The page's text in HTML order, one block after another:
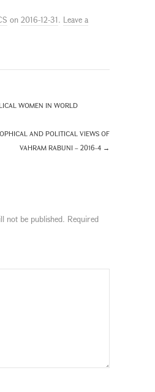
on 2016-12-31. Leave a
WOMEN IN WORLD
AND POLITICAL VIEWS OF
VAHRAM RABUNI – 2016-4 →
not be published. Required